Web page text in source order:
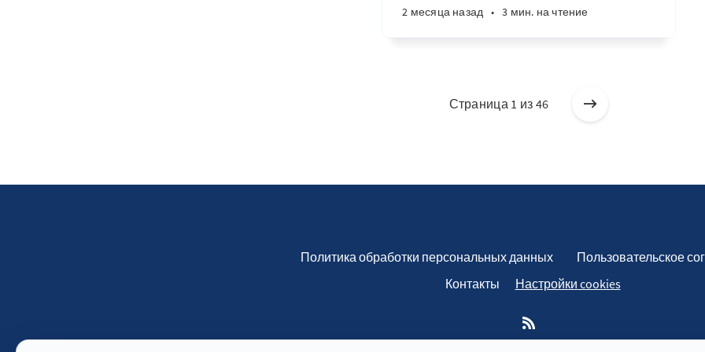
2 месяца назад • 3 мин. на чтение
Страница 1 из 46
Политика обработки персональных данных
Пользовательское
Контакты
Настройки cookies